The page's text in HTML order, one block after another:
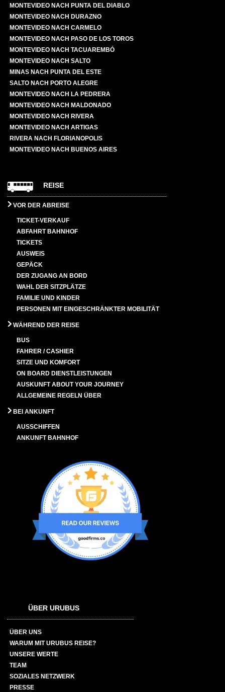
MONTEVIDEO NACH PUNTA DEL DIABLO
MONTEVIDEO NACH DURAZNO
MONTEVIDEO NACH CARMELO
MONTEVIDEO NACH PASO DE LOS TOROS
MONTEVIDEO NACH TACUAREMBÓ
MONTEVIDEO NACH SALTO
MINAS NACH PUNTA DEL ESTE
SALTO NACH PORTO ALEGRE
MONTEVIDEO NACH LA PEDRERA
MONTEVIDEO NACH MALDONADO
MONTEVIDEO NACH RIVERA
MONTEVIDEO NACH ARTIGAS
RIVERA NACH FLORIANOPOLIS
MONTEVIDEO NACH BUENOS AIRES
REISE
VOR DER ABREISE
TICKET-VERKAUF
ABFAHRT BAHNHOF
TICKETS
AUSWEIS
GEPÄCK
DER ZUGANG AN BORD
WAHL DER SITZPLÄTZE
FAMILIE UND KINDER
PERSONEN MIT EINGESCHRÄNKTER MOBILITÄT
WÄHREND DER REISE
BUS
FAHRER / CASHIER
SITZE UND KOMFORT
ON BOARD DIENSTLEISTUNGEN
AUSKUNFT ABOUT YOUR JOURNEY
ALLGEMEINE REGELN ÜBER
BEI ANKUNFT
AUSSCHIFFEN
ANKUNFT BAHNHOF
ÜBER URUBUS
ÜBER UNS
WARUM MIT URUBUS REISE?
UNSERE WERTE
TEAM
SOZIALES NETZWERK
PRESSE